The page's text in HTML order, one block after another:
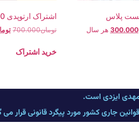
300.000 هر سال
اشتراک ارتوپدی 2000 تست پلاس
تومان700.000
خرید اشتراک
ایزدی است.
جاری کشور مورد پیگرد قانونی قرار می